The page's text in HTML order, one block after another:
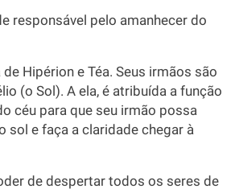
responsável pelo amanhecer do
Hipérion e Téa. Seus irmãos são
(o Sol). A ela, é atribuída a função
céu para que seu irmão possa
sol e faça a claridade chegar à
de despertar todos os seres de